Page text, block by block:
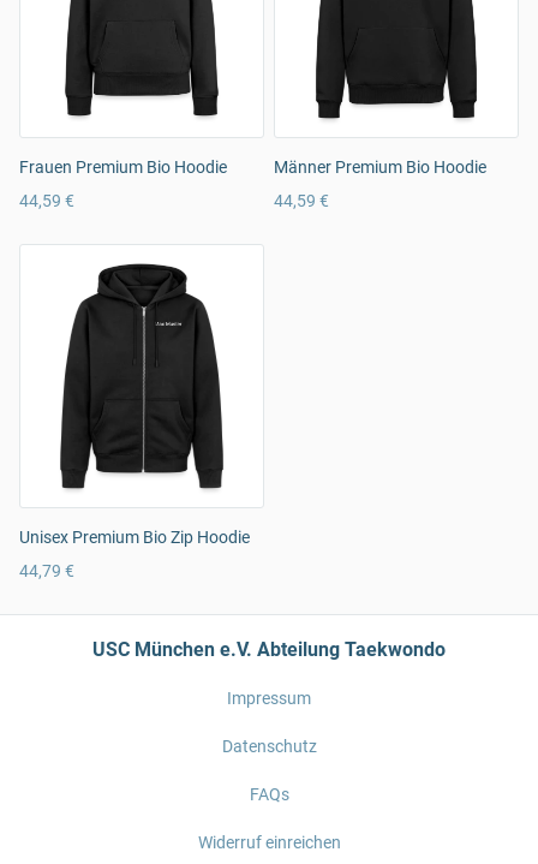
Frauen Premium Bio Hoodie
44,59 €
Männer Premium Bio Hoodie
44,59 €
Unisex Premium Bio Zip Hoodie
44,79 €
USC München e.V. Abteilung Taekwondo
Impressum
Datenschutz
FAQs
Widerruf einreichen